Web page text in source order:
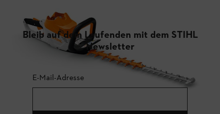
Bleib auf dem Laufenden mit dem STIHL
Newsletter
E-Mail-Adresse